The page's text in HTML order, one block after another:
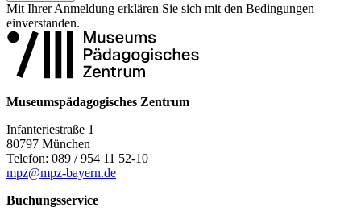
Mit Ihrer Anmeldung erklären Sie sich mit den Bedingungen
einverstanden.
Museumspädagogisches Zentrum
Infanteriestraße 1
80797 München
Telefon: 089 / 954 11 52-10
mpz@mpz-bayern.de
Buchungsservice